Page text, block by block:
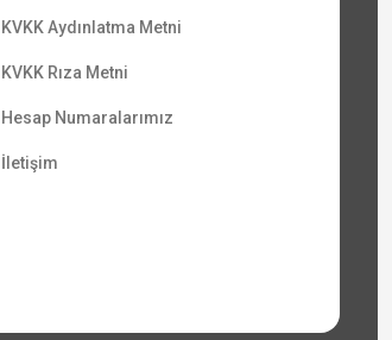
KVKK Aydınlatma Metni
KVKK Rıza Metni
Hesap Numaralarımız
İletişim